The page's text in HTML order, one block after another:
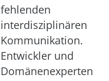
fehlenden
interdisziplinären
Kommunikation.
Entwickler und
Domänenexperten